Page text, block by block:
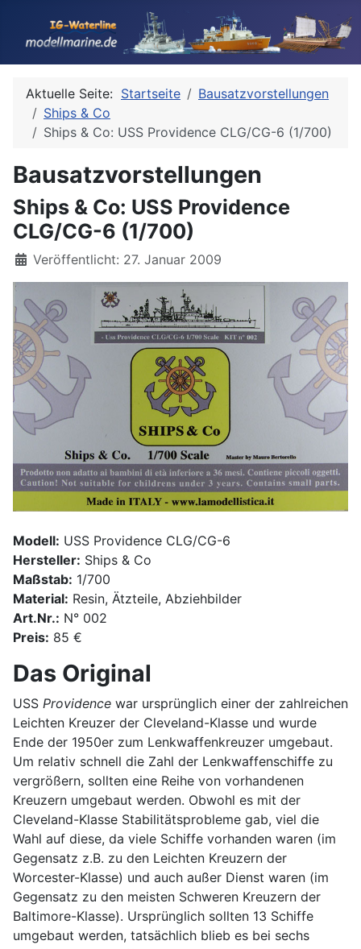
Aktuelle Seite: Startseite
Bausatzvorstellungen
Ships & Co
Ships & Co: USS Providence CLG/CG-6 (1/700)
Bausatzvorstellungen
Ships & Co: USS Providence
CLG/CG-6 (1/700)
Details
Veröffentlicht: 27. Januar 2009
Modell: USS Providence CLG/CG-6
Hersteller: Ships & Co
Maßstab: 1/700
Material: Resin, Ätzteile, Abziehbilder
Art.Nr.: N° 002
Preis: 85 €
Das Original
USS Providence war ursprünglich einer der zahlreichen
Leichten Kreuzer der Cleveland-Klasse und wurde
Ende der 1950er zum Lenkwaffenkreuzer umgebaut.
Um relativ schnell die Zahl der Lenkwaffenschiffe zu
vergrößern, sollten eine Reihe von vorhandenen
Kreuzern umgebaut werden. Obwohl es mit der
Cleveland-Klasse Stabilitätsprobleme gab, viel die
Wahl auf diese, da viele Schiffe vorhanden waren (im
Gegensatz z.B. zu den Leichten Kreuzern der
Worcester-Klasse) und auch außer Dienst waren (im
Gegensatz zu den meisten Schweren Kreuzern der
Baltimore-Klasse). Ursprünglich sollten 13 Schiffe
umgebaut werden, tatsächlich blieb es bei sechs